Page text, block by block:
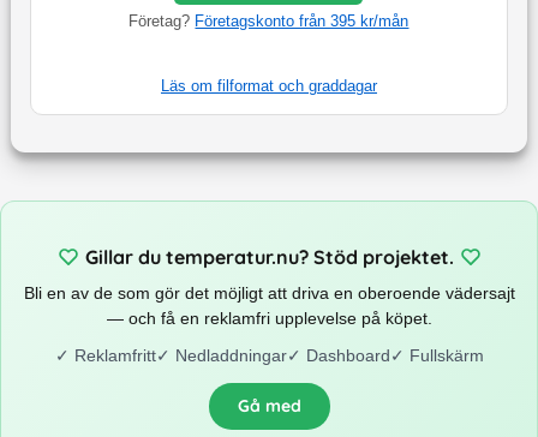
Företag? Företagskonto från 395 kr/mån
Läs om filformat och graddagar
Gillar du temperatur.nu? Stöd projektet.
Bli en av de som gör det möjligt att driva en oberoende vädersajt
— och få en reklamfri upplevelse på köpet.
✓ Reklamfritt✓ Nedladdningar✓ Dashboard✓ Fullskärm
Gå med